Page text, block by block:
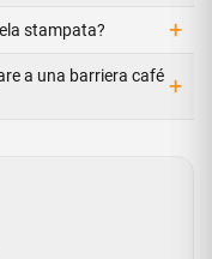
stampata? +
a una barriera café +